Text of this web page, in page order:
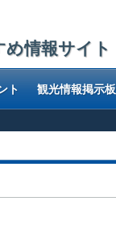
情報サイト
ト 観光情報掲示板